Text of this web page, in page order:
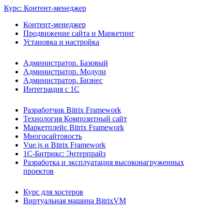
Курс: Контент-менеджер
Контент-менеджер
Продвижение сайта и Маркетинг
Установка и настройка
Администратор. Базовый
Администратор. Модули
Администратор. Бизнес
Интеграция с 1С
Разработчик Bitrix Framework
Технология Композитный сайт
Маркетплейс Bitrix Framework
Многосайтовость
Vue.js и Bitrix Framework
1С-Битрикс: Энтерпрайз
Разработка и эксплуатация высоконагруженных
проектов
Курс для хостеров
Виртуальная машина BitrixVM